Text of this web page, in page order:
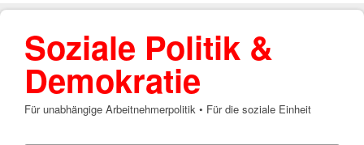
Soziale Politik &
Demokratie
Für unabhängige Arbeitnehmerpolitik • Für die soziale Einheit